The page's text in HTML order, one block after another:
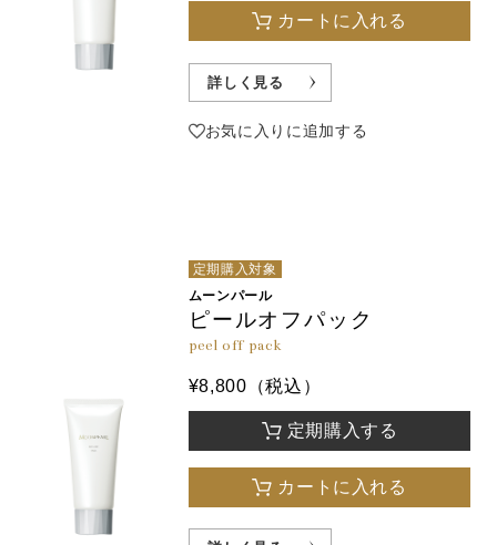
カートに入れる
詳しく見る
お気に入りに追加する
定期購入対象
ムーンパール
ピールオフパック
peel off pack
¥8,800（税込）
定期購入する
カートに入れる